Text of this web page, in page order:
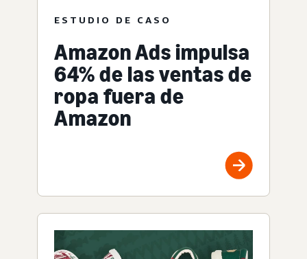
ESTUDIO DE CASO
Amazon Ads impulsa
64% de las ventas de
ropa fuera de
Amazon